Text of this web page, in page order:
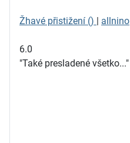
Žhavé přistižení () allnino
6.0
"Také presladené všetko..."